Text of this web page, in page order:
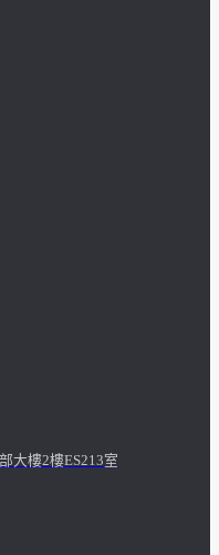
大樓2樓ES213室